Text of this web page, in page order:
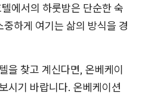
에서의 하룻밤은 단순한 숙
하게 여기는 삶의 방식을 경
을 찾고 계신다면, 온베케이
시기 바랍니다. 온베케이션